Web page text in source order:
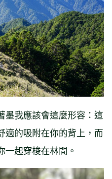
墨我應該會這麼形容：這
適的吸附在你的背上，而
一起穿梭在林間。